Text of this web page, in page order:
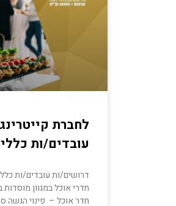
לחברת
עובדים/ות
דרושים/ות עובדים/ות
חדרי אוכל במגוון
חדר אוכל – פינוי הגשה